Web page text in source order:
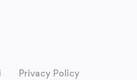
Privacy Policy